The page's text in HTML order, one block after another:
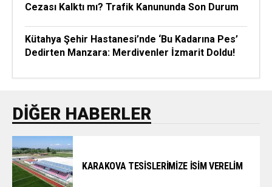
Cezası Kalktı mı? Trafik Kanununda Son Durum
Kütahya Şehir Hastanesi’nde ‘Bu Kadarına Pes’
Dedirten Manzara: Merdivenler İzmarit Doldu!
DIĞER HABERLER
KARAKOVA TESİSLERİMİZE İSİM VERELİM